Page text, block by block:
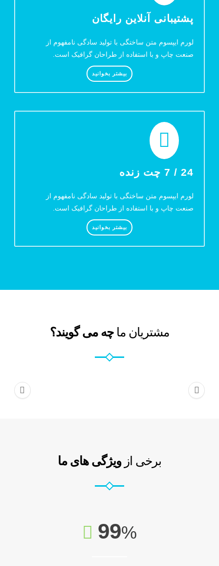
پشتیبانی آنلاین رایگان
لورم ایپسوم متن ساختگی با تولید سادگی نامفهوم از
صنعت چاپ و با استفاده از طراحان گرافیک است.
بیشتر بخوانید
24 / 7 چت زنده
لورم ایپسوم متن ساختگی با تولید سادگی نامفهوم از
صنعت چاپ و با استفاده از طراحان گرافیک است.
بیشتر بخوانید
مشتریان ماچه می گویند؟
برخی ازویژگی های ما
99%